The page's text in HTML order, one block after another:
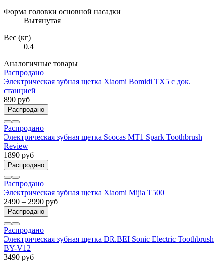
Форма головки основной насадки
Вытянутая
Вес (кг)
0.4
Аналогичные товары
Распродано
Электрическая зубная щетка Xiaomi Bomidi TX5 с док.
станцией
890 руб
Распродано
Распродано
Электрическая зубная щетка Soocas MT1 Spark Toothbrush
Review
1890 руб
Распродано
Распродано
Электрическая зубная щетка Xiaomi Mijia T500
2490 – 2990 руб
Распродано
Распродано
Электрическая зубная щетка DR.BEI Sonic Electric Toothbrush
BY-V12
3490 руб